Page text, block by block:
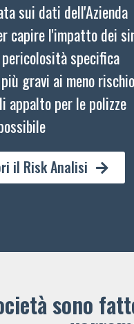
sui dati dell'Azienda
capire l'impatto dei
specifica
gravi ai meno
appalto per le polizze
il Risk Analisi
sono